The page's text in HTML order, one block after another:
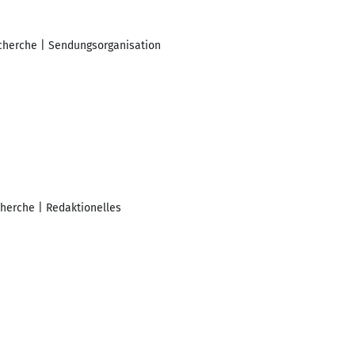
| Sendungsorganisation
| Redaktionelles